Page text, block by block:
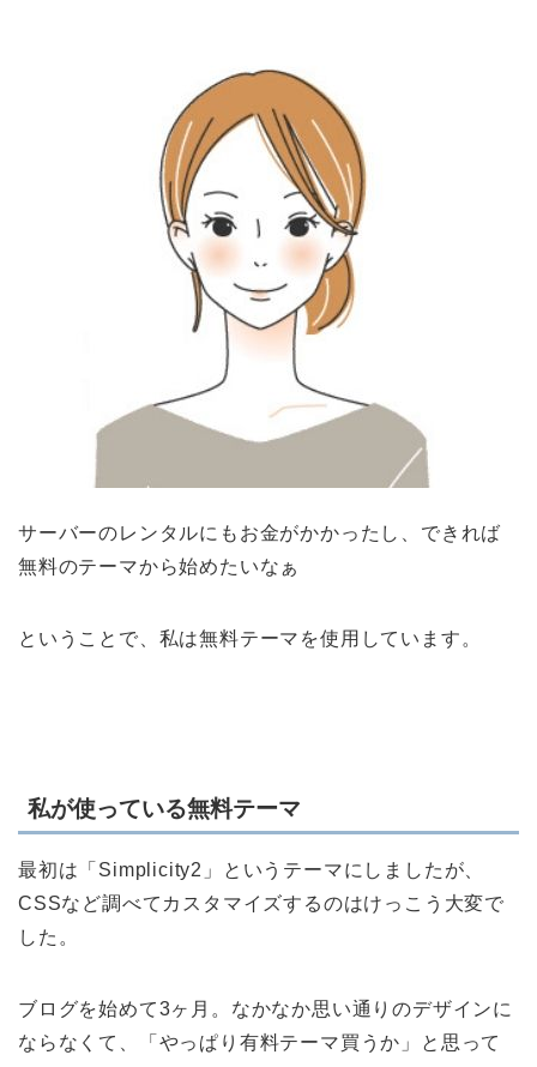
サーバーのレンタルにもお金がかかったし、できれば
無料のテーマから始めたいなぁ
ということで、私は無料テーマを使用しています。
私が使っている無料テーマ
最初は「Simplicity2」というテーマにしましたが、
CSSなど調べてカスタマイズするのはけっこう大変で
した。
ブログを始めて3ヶ月。なかなか思い通りのデザインに
ならなくて、「やっぱり有料テーマ買うか」と思って